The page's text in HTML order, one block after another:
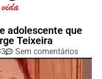
adolescente que
Teixeira
Sem comentários